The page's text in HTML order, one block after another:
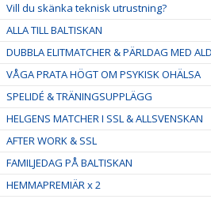
Vill du skänka teknisk utrustning?
ALLA TILL BALTISKAN
DUBBLA ELITMATCHER & PÄRLDAG MED
VÅGA PRATA HÖGT OM PSYKISK OHÄLSA
SPELIDÉ & TRÄNINGSUPPLÄGG
HELGENS MATCHER I SSL & ALLSVENSKAN
AFTER WORK & SSL
FAMILJEDAG PÅ BALTISKAN
HEMMAPREMIÄR x 2